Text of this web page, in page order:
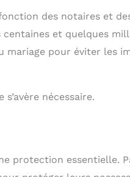
des notaires et
et quelques
mariage pour éviter les
s’avère nécessaire.
protection essentielle.